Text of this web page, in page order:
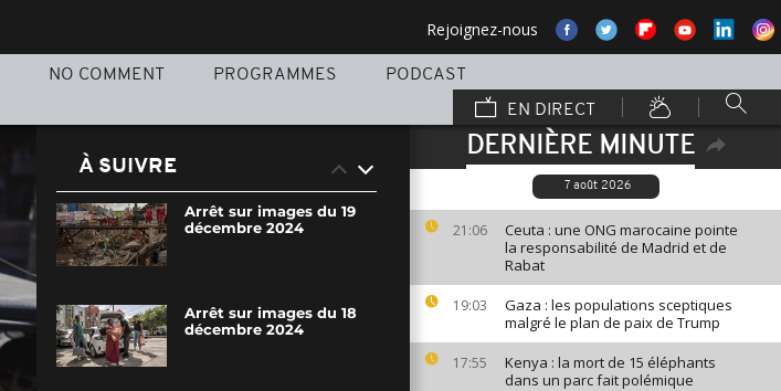
Rejoignez-nous
NO COMMENT PROGRAMMES
PODCAST
EN DIRECT
DERNIÈRE MINUTE
7 août 2026
21:06
Ceuta : une ONG marocaine pointe
la responsabilité de Madrid et de
Rabat
19:03
Gaza : les populations sceptiques
malgré le plan de paix de Trump
17:55
Kenya : la mort de 15 éléphants
dans un parc fait polémique
À SUIVRE
Arrêt sur images du 19
décembre 2024
Arrêt sur images du 18
décembre 2024